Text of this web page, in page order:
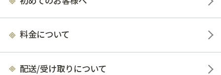
料金について
配送/受け取りについて